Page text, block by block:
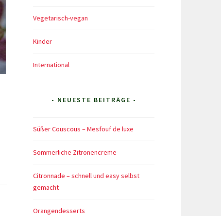
Vegetarisch-vegan
Kinder
International
- NEUESTE BEITRÄGE -
Süßer Couscous – Mesfouf de luxe
Sommerliche Zitronencreme
Citronnade – schnell und easy selbst
gemacht
Orangendesserts